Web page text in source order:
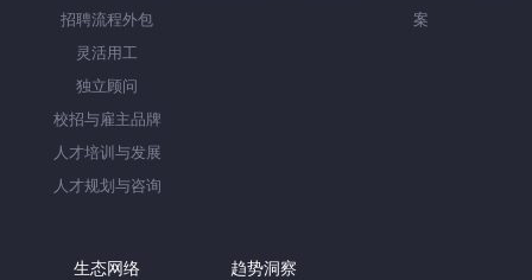
招聘流程外包
灵活用工
独立顾问
校招与雇主品牌
人才培训与发展
人才规划与咨询
案
生态网络 趋势洞察